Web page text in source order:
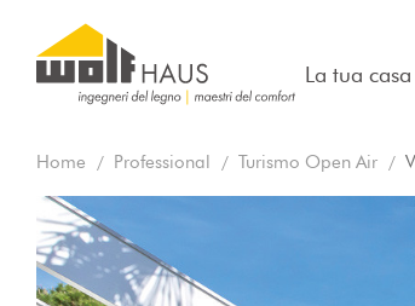
La tua
Home Professional Turismo Open Air